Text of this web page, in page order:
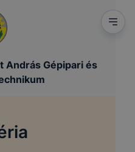
András Gépipari és